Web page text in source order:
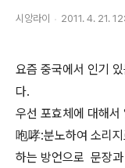
시앙라이 2011. 4. 21.
요즘 중국에서 인기
다.
우선 포효체에 대해서
咆哮:분노하여 소리
하는 방언으로 문장